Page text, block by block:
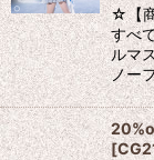
☆【
すべ
ルマ
ノー
[